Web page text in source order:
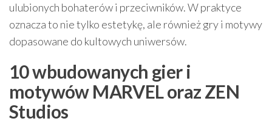
ulubionych bohaterów i przeciwników. W praktyce
oznacza to nie tylko estetykę, ale również gry i motywy
dopasowane do kultowych uniwersów.
10 wbudowanych gier i
motywów MARVEL oraz ZEN
Studios